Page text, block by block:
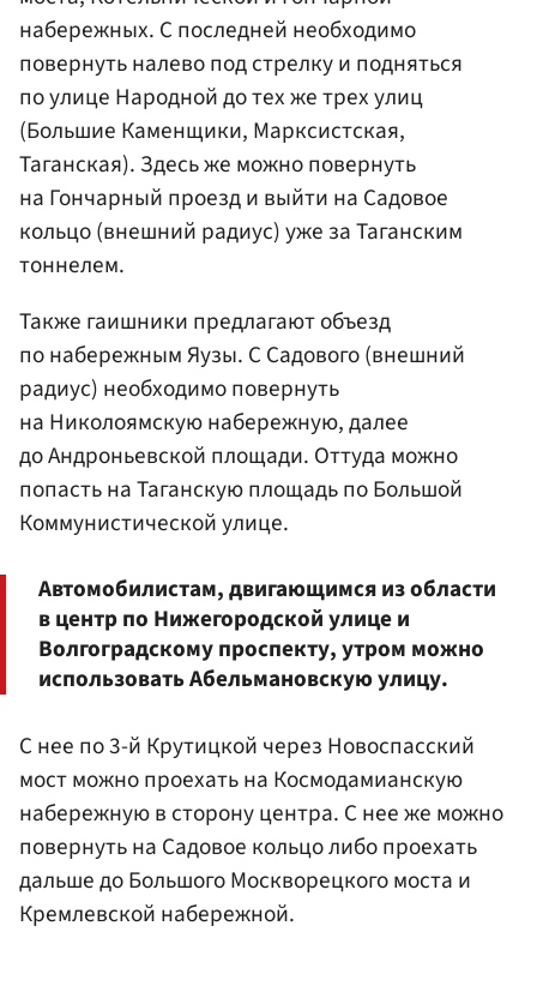
набережных. С последней необходимо
повернуть налево под стрелку и подняться
по улице Народной до тех же трех улиц
(Большие Каменщики, Марксистская,
Таганская). Здесь же можно повернуть
на Гончарный проезд и выйти на Садовое
кольцо (внешний радиус) уже за Таганским
тоннелем.
Также гаишники предлагают объезд
по набережным Яузы. С Садового (внешний
радиус) необходимо повернуть
на Николоямскую набережную, далее
до Андроньевской площади. Оттуда можно
попасть на Таганскую площадь по Большой
Коммунистической улице.
Автомобилистам, двигающимся из области
в центр по Нижегородской улице и
Волгоградскому проспекту, утром можно
использовать Абельмановскую улицу.
С нее по 3-й Крутицкой через Новоспасский
мост можно проехать на Космодамианскую
набережную в сторону центра. С нее же можно
повернуть на Садовое кольцо либо проехать
дальше до Большого Москворецкого моста и
Кремлевской набережной.